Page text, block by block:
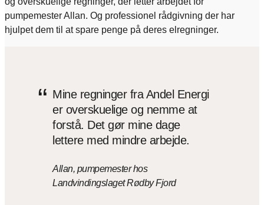
pumpemester Allan. Og professionel rådgivning der har
hjulpet dem til at spare penge på deres elregninger.
“ Mine regninger fra Andel Energi
er overskuelige og nemme at
forstå. Det gør mine dage
lettere med mindre arbejde.
Allan, pumpemester hos
Landvindingslaget Rødby Fjord